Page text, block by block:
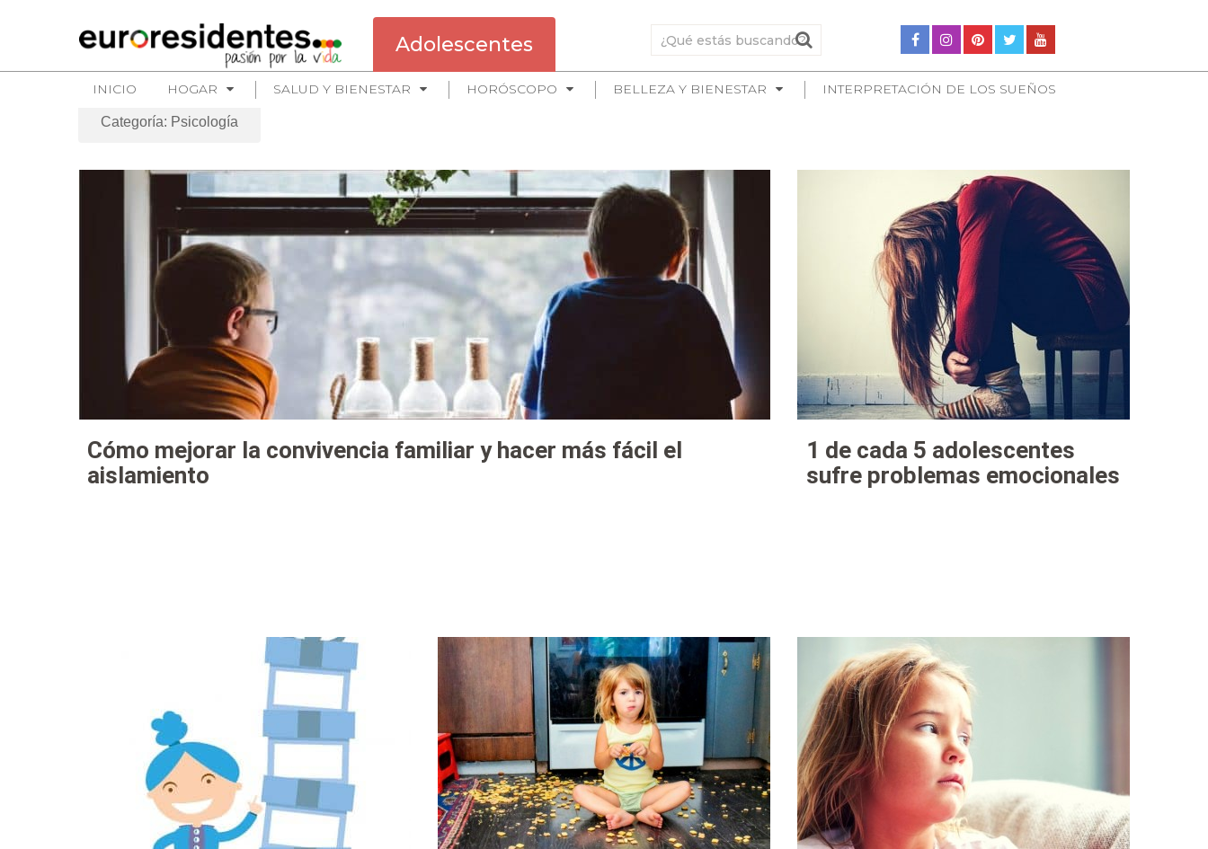
Adolescentes
INICIO HOGAR SALUD Y BIENESTAR HORÓSCOPO BELLEZA Y BIENESTAR INTERPRETACIÓN DE LOS SUEÑOS
Categoría: Psicología
Cómo mejorar la convivencia familiar y hacer más fácil el
aislamiento
1 de cada 5 adolescentes
sufre problemas emocionales